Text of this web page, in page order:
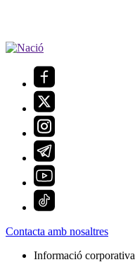
Contacta amb nosaltres
Informació corporativa